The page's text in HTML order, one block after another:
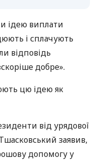
ідею виплати
і сплачують
відповідь
добре».
цю ідею як
від урядової
заявив,
допомогу у